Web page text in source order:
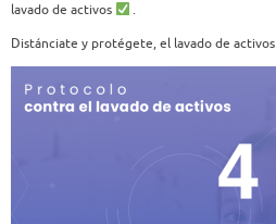
lavado de activos .
Distánciate y protégete, el lavado de activos